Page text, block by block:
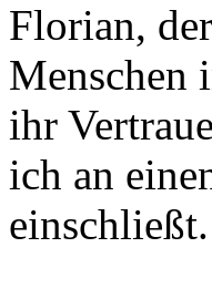
Florian,
Menschen
ihr
ich an
einschließt.